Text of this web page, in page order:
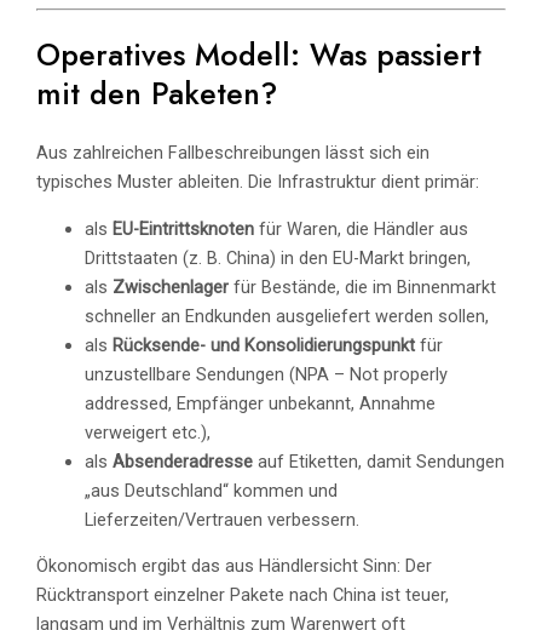
Operatives Modell: Was passiert
mit den Paketen?
Aus zahlreichen Fallbeschreibungen lässt sich ein
typisches Muster ableiten. Die Infrastruktur dient primär:
als EU-Eintrittsknoten für Waren, die Händler aus
Drittstaaten (z. B. China) in den EU-Markt bringen,
als Zwischenlager für Bestände, die im Binnenmarkt
schneller an Endkunden ausgeliefert werden sollen,
als Rücksende- und Konsolidierungspunkt für
unzustellbare Sendungen (NPA – Not properly
addressed, Empfänger unbekannt, Annahme
verweigert etc.),
alsAbsenderadresse auf Etiketten, damit Sendungen
„aus Deutschland“ kommen und
Lieferzeiten/Vertrauen verbessern.
Ökonomisch ergibt das aus Händlersicht Sinn: Der
Rücktransport einzelner Pakete nach China ist teuer,
langsam und im Verhältnis zum Warenwert oft